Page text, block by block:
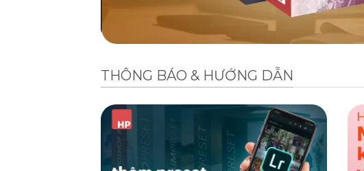
THÔNG BÁO & HƯỚNG DẪN